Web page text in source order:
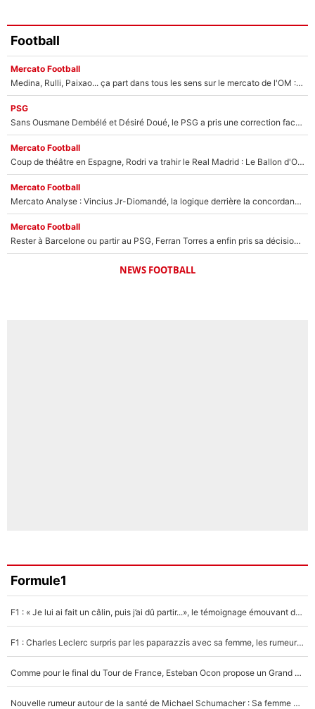
Football
Mercato Football
Medina, Rulli, Paixao... ça part dans tous les sens sur le mercato de l'OM : Frank McCourt va enfin récupérer l'argent qu'il attend ?
PSG
Sans Ousmane Dembélé et Désiré Doué, le PSG a pris une correction face à Majorque : Luis Enrique attend avec impatience des renforts !
Mercato Football
Coup de théâtre en Espagne, Rodri va trahir le Real Madrid : Le Ballon d'Or a choisi de signer au FC Barcelone !
Mercato Football
Mercato Analyse : Vincius Jr-Diomandé, la logique derrière la concordance des temps
Mercato Football
Rester à Barcelone ou partir au PSG, Ferran Torres a enfin pris sa décision : La course contre la montre est lancée !
NEWS FOOTBALL
Formule1
F1 : « Je lui ai fait un câlin, puis j’ai dû partir...», le témoignage émouvant de Max Verstappen sur sa fille
F1 : Charles Leclerc surpris par les paparazzis avec sa femme, les rumeurs étaient vraies !
Comme pour le final du Tour de France, Esteban Ocon propose un Grand Prix de Formule 1 à Paris : «Autour de l’Arc de Triomphe, ce serait génial» !
Nouvelle rumeur autour de la santé de Michael Schumacher : Sa femme Corinna sort du silence